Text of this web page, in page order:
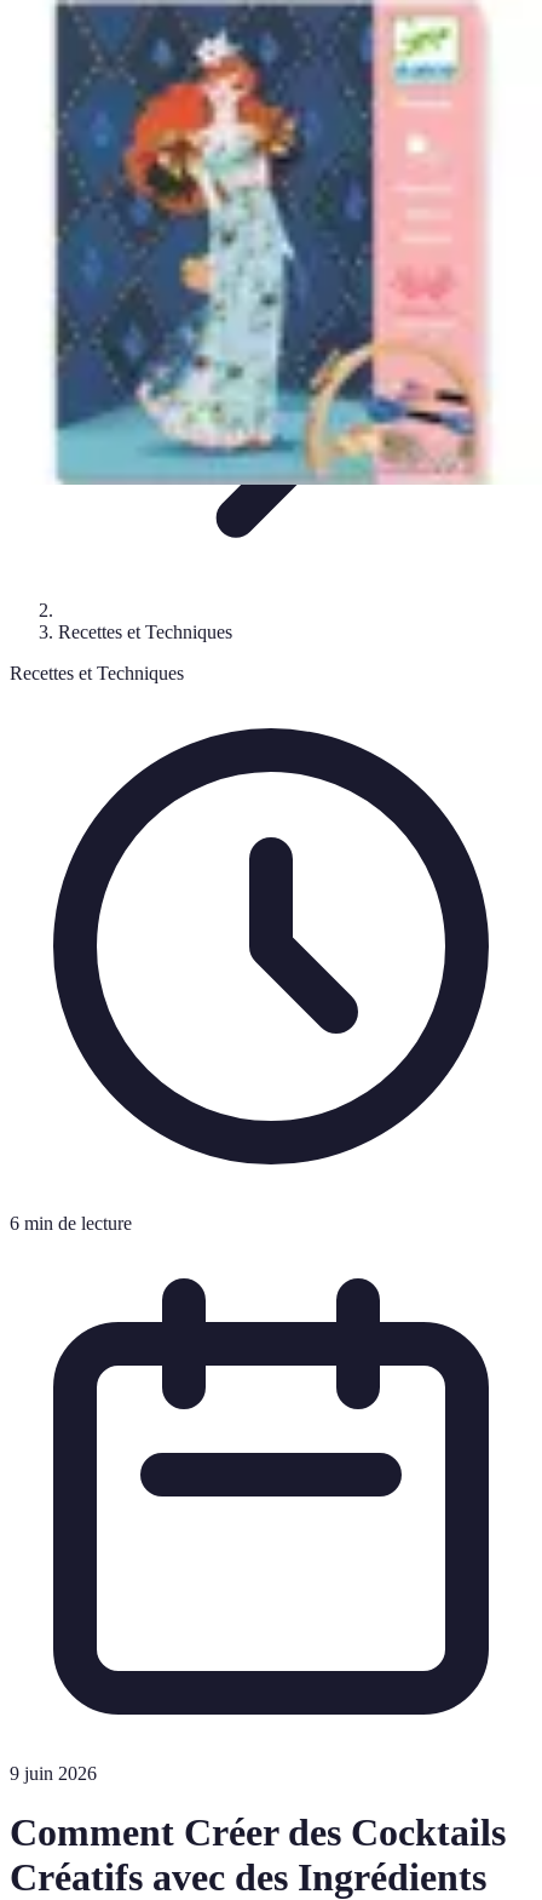
Cocktails Créatifs
Recettes de Cocktails
Techniques de Mixologie
Recettes et
TechniquesGuide Équipement
Cocktails Créatifs
Recettes et Techniques
Recettes et Techniques
6 min de lecture
9 juin 2026
Comment Créer des Cocktails
Créatifs avec des Ingrédients